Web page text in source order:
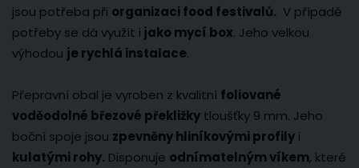
jsou potřeba při organizaci food festivalů. V případě
potřeby se dá využít i jako mycí box. Jeho velkou
výhodou je rychlá instalace.
Přepravní obal je vyroben z kvalitní foliované
voděodolné březové překližky tloušťky 9 mm. Jeho
boční spoje jsou zpevněny hliníkovými profily i
kulatými rohy. Disponuje odnímatelným víkem, které